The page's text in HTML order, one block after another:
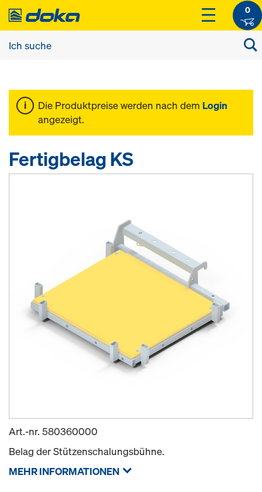
0
Die Produktpreise werden nach dem Login
angezeigt.
Fertigbelag KS
Art.-nr. 580360000
Belag der Stützenschalungsbühne.
MEHR INFORMATIONEN